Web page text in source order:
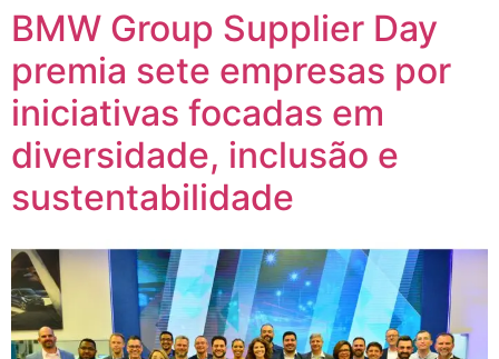
BMW Group Supplier Day
premia sete empresas por
iniciativas focadas em
diversidade, inclusão e
sustentabilidade